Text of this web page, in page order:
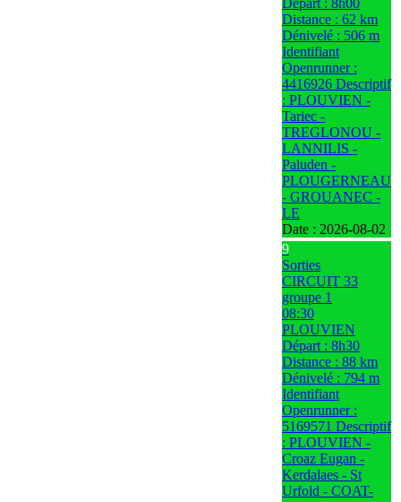
Distance : 62 km
Dénivelé : 506 m
Identifiant
Openrunner :
4416926 Descriptif
: PLOUVIEN -
Tariec -
TREGLONOU -
LANNILIS -
Paluden -
PLOUGERNEAU
- GROUANEC -
LE
Date : 2026-08-02
9
Sorties
CIRCUIT 33
groupe 1
08:30
PLOUVIEN
Départ : 8h30
Distance : 88 km
Dénivelé : 794 m
Identifiant
Openrunner :
5169571 Descriptif
: PLOUVIEN -
Croaz Eugan -
Kerdalaes - St
Urfold - COAT-